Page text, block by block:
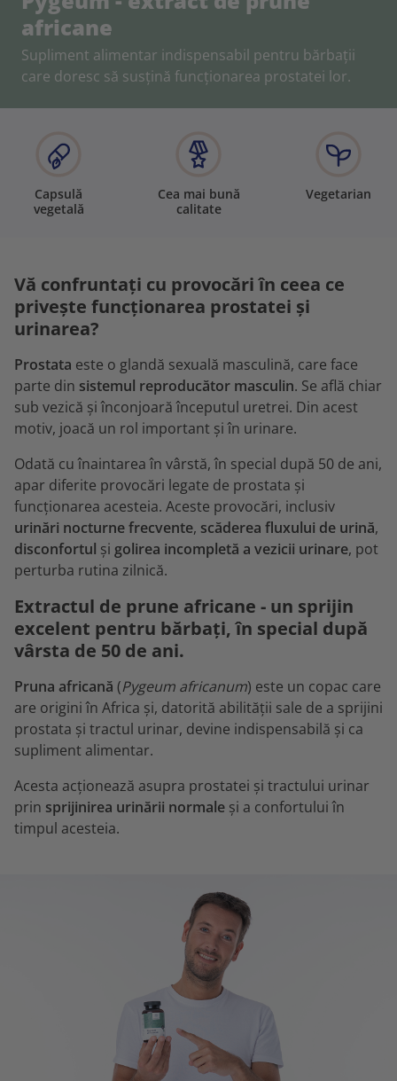
africane
Supliment alimentar indispensabil pentru bărbații
care doresc să susțină funcționarea prostatei lor.
Capsulă
vegetală
Cea mai bună
calitate
Vegetarian
Vă confruntați cu provocări în ceea ce
privește funcționarea prostatei și
urinarea?
Prostata este o glandă sexuală masculină, care face
parte din sistemul reproducător masculin. Se află chiar
sub vezică și înconjoară începutul uretrei. Din acest
motiv, joacă un rol important și în urinare.
Odată cu înaintarea în vârstă, în special după 50 de ani,
apar diferite provocări legate de prostata și
funcționarea acesteia. Aceste provocări, inclusiv
urinări nocturne frecvente, scăderea fluxului de urină,
disconfortul și golirea incompletă a vezicii urinare, pot
perturba rutina zilnică.
Extractul de prune africane - un sprijin
excelent pentru bărbați, în special după
vârsta de 50 de ani.
Pruna africană (Pygeum africanum) este un copac care
are origini în Africa și, datorită abilității sale de a sprijini
prostata și tractul urinar, devine indispensabilă și ca
supliment alimentar.
Acesta acționează asupra prostatei și tractului urinar
prin sprijinirea urinării normale și a confortului în
timpul acesteia.